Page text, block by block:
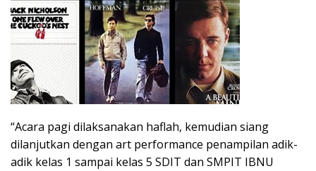
“Acara pagi dilaksanakan haflah, kemudian siang
dilanjutkan dengan art performance penampilan adik-
adik kelas 1 sampai kelas 5 SDIT dan SMPIT IBNU